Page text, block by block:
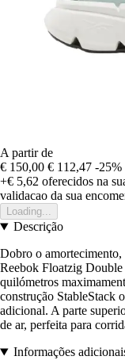
A partir de
€ 150,00 € 112,47 -25%
+€ 5,62 oferecidos na
validacao da sua
Loading...
Descrição
Dobro o
Reebok Floatzig Double
quilómetros
construção StableStack
adicional. A parte
de ar, perfeita para
Informações